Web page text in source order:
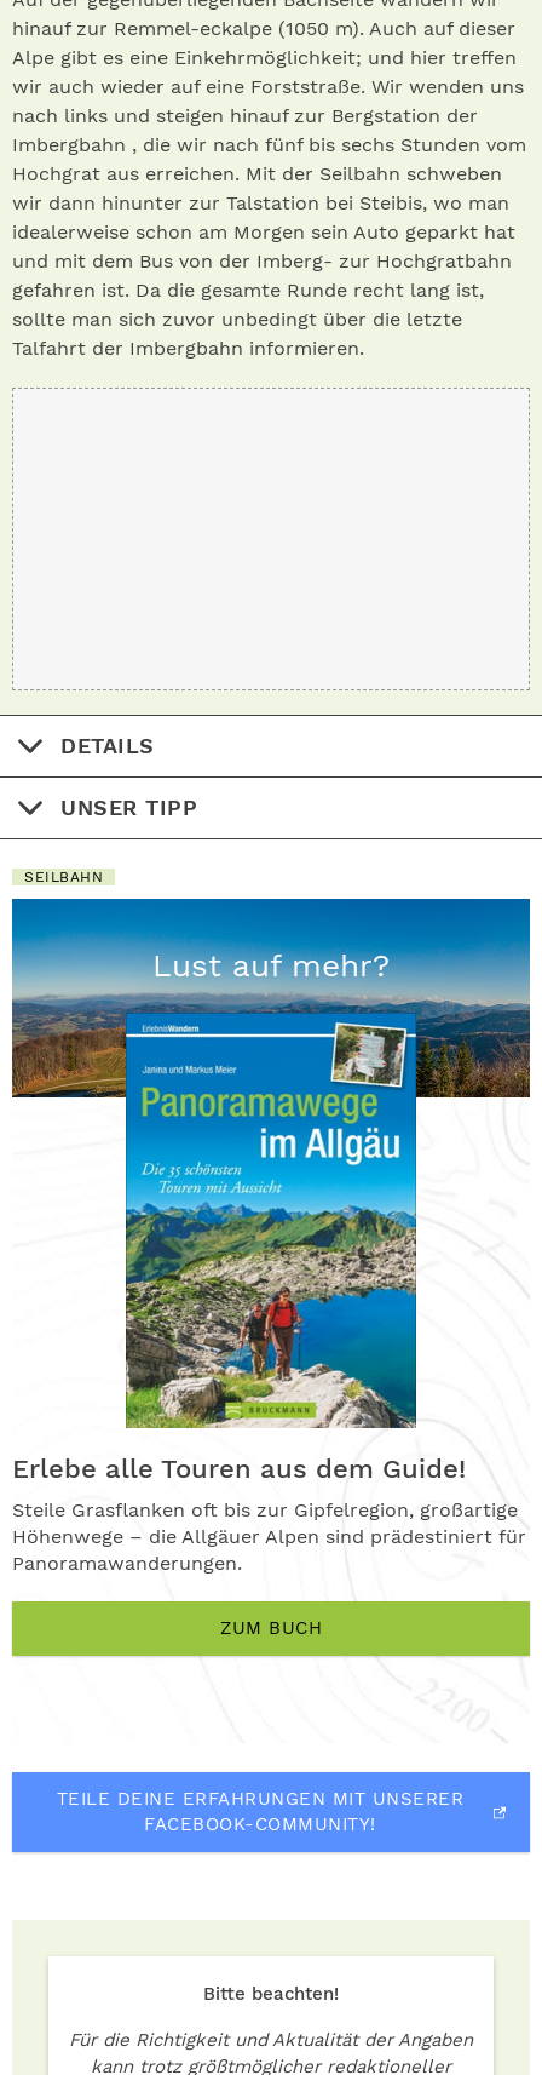
hinauf zur Remmel-eckalpe (1050 m). Auch auf dieser
Alpe gibt es eine Einkehrmöglichkeit; und hier treffen
wir auch wieder auf eine Forststraße. Wir wenden uns
nach links und steigen hinauf zur Bergstation der
Imbergbahn , die wir nach fünf bis sechs Stunden vom
Hochgrat aus erreichen. Mit der Seilbahn schweben
wir dann hinunter zur Talstation bei Steibis, wo man
idealerweise schon am Morgen sein Auto geparkt hat
und mit dem Bus von der Imberg- zur Hochgratbahn
gefahren ist. Da die gesamte Runde recht lang ist,
sollte man sich zuvor unbedingt über die letzte
Talfahrt der Imbergbahn informieren.
DETAILS
UNSER TIPP
SEILBAHN
Lust auf mehr?
Erlebe alle Touren aus dem Guide!
Steile Grasflanken oft bis zur Gipfelregion, großartige
Höhenwege – die Allgäuer Alpen sind prädestiniert für
Panoramawanderungen.
ZUM BUCH
TEILE DEINE ERFAHRUNGEN MIT UNSERER
FACEBOOK-COMMUNITY!
Bitte beachten!
Für die Richtigkeit und Aktualität der Angaben
kann trotz größtmöglicher redaktioneller